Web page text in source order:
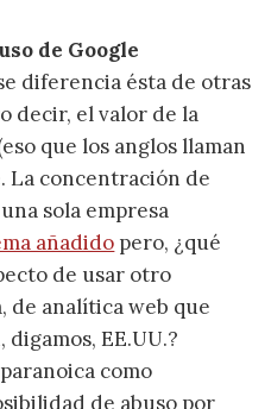
de Google
diferencia ésta de otras
decir, el valor de la
que los anglos llaman
La concentración de
sola empresa
añadido pero, ¿qué
de usar otro
de analítica web que
EE.UU.?
como
de abuso por